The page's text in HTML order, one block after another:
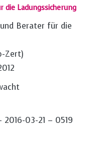
die Ladungssicherung
Berater für die
Zert)
03-21 – 0519